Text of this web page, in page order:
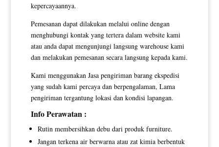
kepercayaannya.
Pemesanan dapat dilakukan melalui online dengan
menghubungi kontak yang tertera dalam website kami
atau anda dapat mengunjungi langsung warehouse kami
dan melakukan pemesanan secara langsung kepada kami.
Kami menggunakan Jasa pengiriman barang ekspedisi
yang sudah kami percaya dan berpengalaman, Lama
pengiriman tergantung lokasi dan kondisi lapangan.
Info Perawatan :
Rutin membersihkan debu dari produk furniture.
Jangan terkena air berwarna atau zat kimia berbentuk